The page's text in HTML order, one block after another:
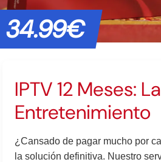
34.99€
IPTV 12 Meses:
Entretenimiento
¿Cansado de pagar mucho por
la solución definitiva. Nuestro